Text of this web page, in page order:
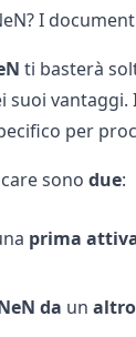
I
ti basterà
suoi
per
sono due:
prima
da un